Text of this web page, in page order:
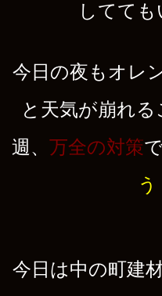
してても
今日の夜もオレ
と天気が崩れ
週、 万全の対策
う
今日は中の町建